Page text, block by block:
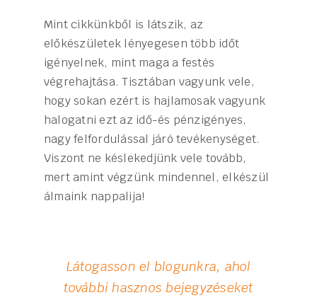
Mint cikkünkből is látszik, az
előkészületek lényegesen több időt
igényelnek, mint maga a festés
végrehajtása. Tisztában vagyunk vele,
hogy sokan ezért is hajlamosak vagyunk
halogatni ezt az idő-és pénzigényes,
nagy felfordulással járó tevékenységet.
Viszont ne késlekedjünk vele tovább,
mert amint végzünk mindennel, elkészül
álmaink nappalija!
Látogasson el blogunkra, ahol
további hasznos bejegyzéseket